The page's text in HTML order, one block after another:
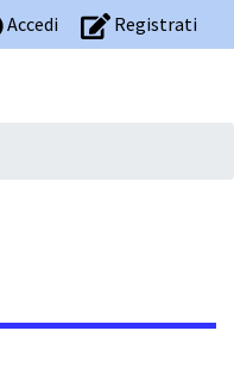
Accedi Registrati